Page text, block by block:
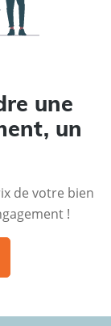
une
un
de votre bien
!